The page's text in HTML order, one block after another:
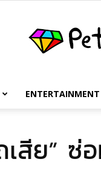
ENTERTAINMENT
สีย” ซ่อ